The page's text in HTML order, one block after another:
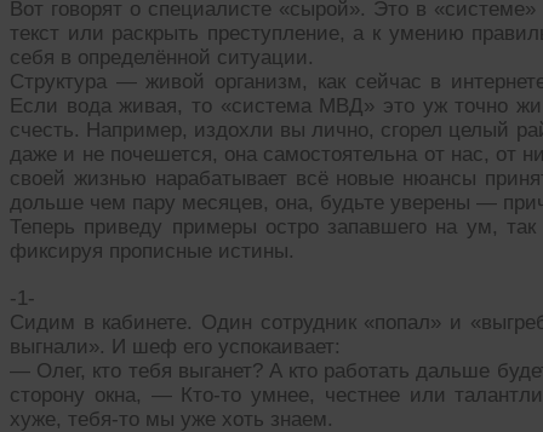
Вот говорят о специалисте «сырой». Это в
текст или раскрыть преступление, а к умению
себя в определённой ситуации.
Структура — живой организм, как сейчас в
Если вода живая, то «система МВД» это уж точно
счесть. Например, издохли вы лично, сгорел целый
даже и не почешется, она самостоятельна от нас, от
своей жизнью нарабатывает всё новые нюансы
дольше чем пару месяцев, она, будьте уверены —
Теперь приведу примеры остро запавшего на ум,
фиксируя прописные истины.
-1-
Сидим в кабинете. Один сотрудник «попал» и
выгнали». И шеф его успокаивает:
— Олег, кто тебя выганет? А кто работать дальше
сторону окна, — Кто-то умнее, честнее или
хуже, тебя-то мы уже хоть знаем.